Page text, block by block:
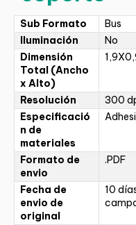
Sub Formato
Bus
Iluminación
No
Dimensión
Total (Ancho
x Alto)
Resolución
300
Especificació
n de
materiales
Formato de
envio
.PDF
Fecha de
envio de
original
10